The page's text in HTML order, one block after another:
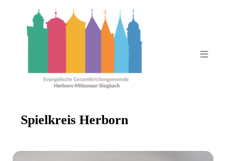
Spielkreis Herborn